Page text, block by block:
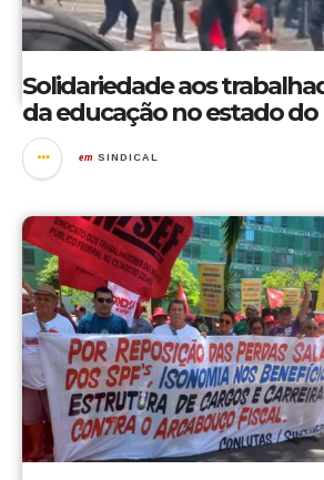
Solidariedade aos
da educação no estado do
em SINDICAL